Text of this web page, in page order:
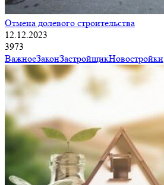
Отмена долевого строительства
12.12.2023
3973
ВажноеЗаконЗастройщикНовостройки